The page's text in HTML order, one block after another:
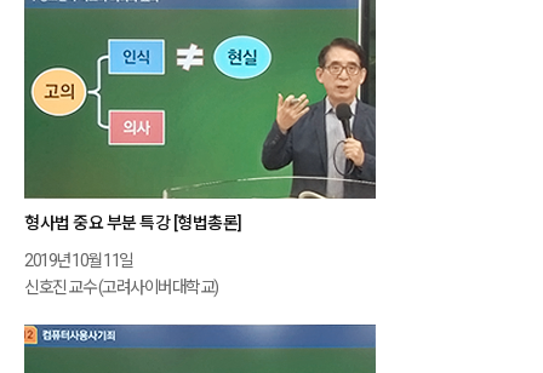
형사법 중요 부분 특강 [형법총론]
2019년 10월 11일
신호진 교수 (고려사이버대학교)